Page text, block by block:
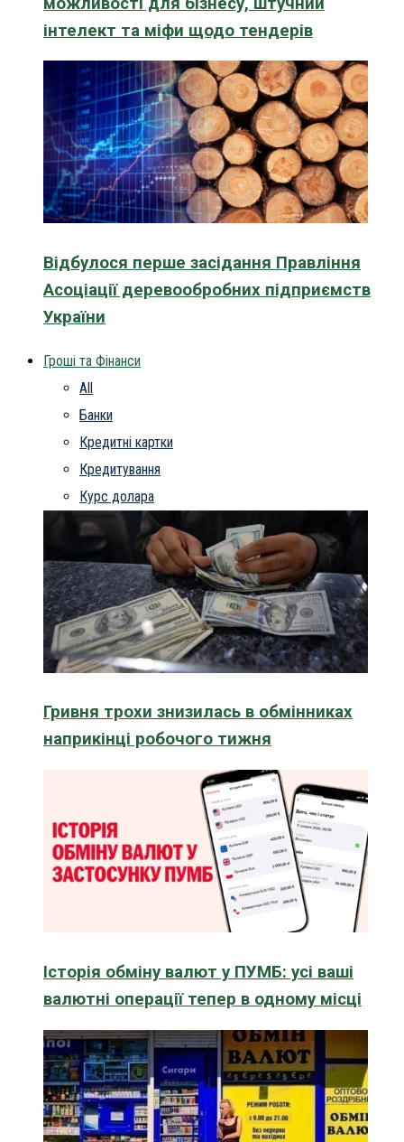
інтелект та міфи щодо тендерів
Відбулося перше засідання Правління
Асоціації деревообробних підприємств
України
Гроші та Фінанси
All
Банки
Кредитні картки
Кредитування
Курс долара
Гривня трохи знизилась в обмінниках
наприкінці робочого тижня
Історія обміну валют у ПУМБ: усі ваші
валютні операції тепер в одному місці